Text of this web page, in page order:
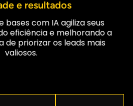
e resultados
bases com IA agiliza seus
eficiência e melhorando a
de priorizar os leads mais
valiosos.